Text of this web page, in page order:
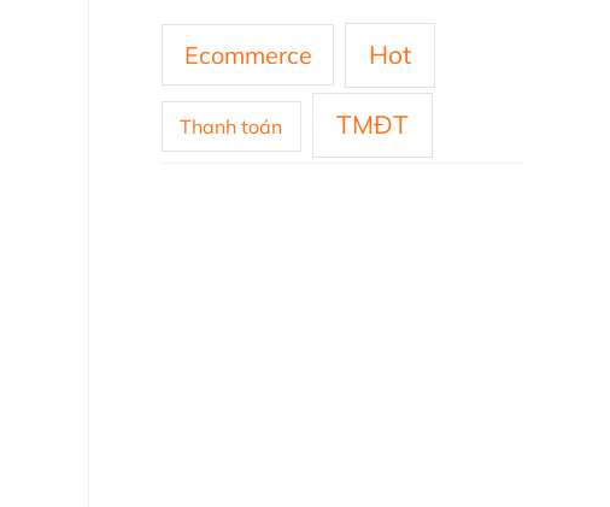
Ecommerce Hot
Thanh toán TMĐT